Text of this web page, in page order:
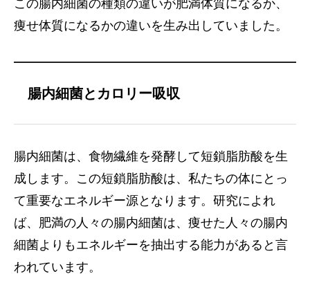
この腸内細菌の種類の違いが肥満体質になるか、
痩せ体質になるかの違いを生み出していました。
腸内細菌とカロリー吸収
腸内細菌は、食物繊維を発酵して短鎖脂肪酸を生
成します。この短鎖脂肪酸は、私たちの体にとっ
て重要なエネルギー源となります。研究によれ
ば、肥満の人々の腸内細菌は、痩せた人々の腸内
細菌よりもエネルギーを抽出する能力があると言
われています。